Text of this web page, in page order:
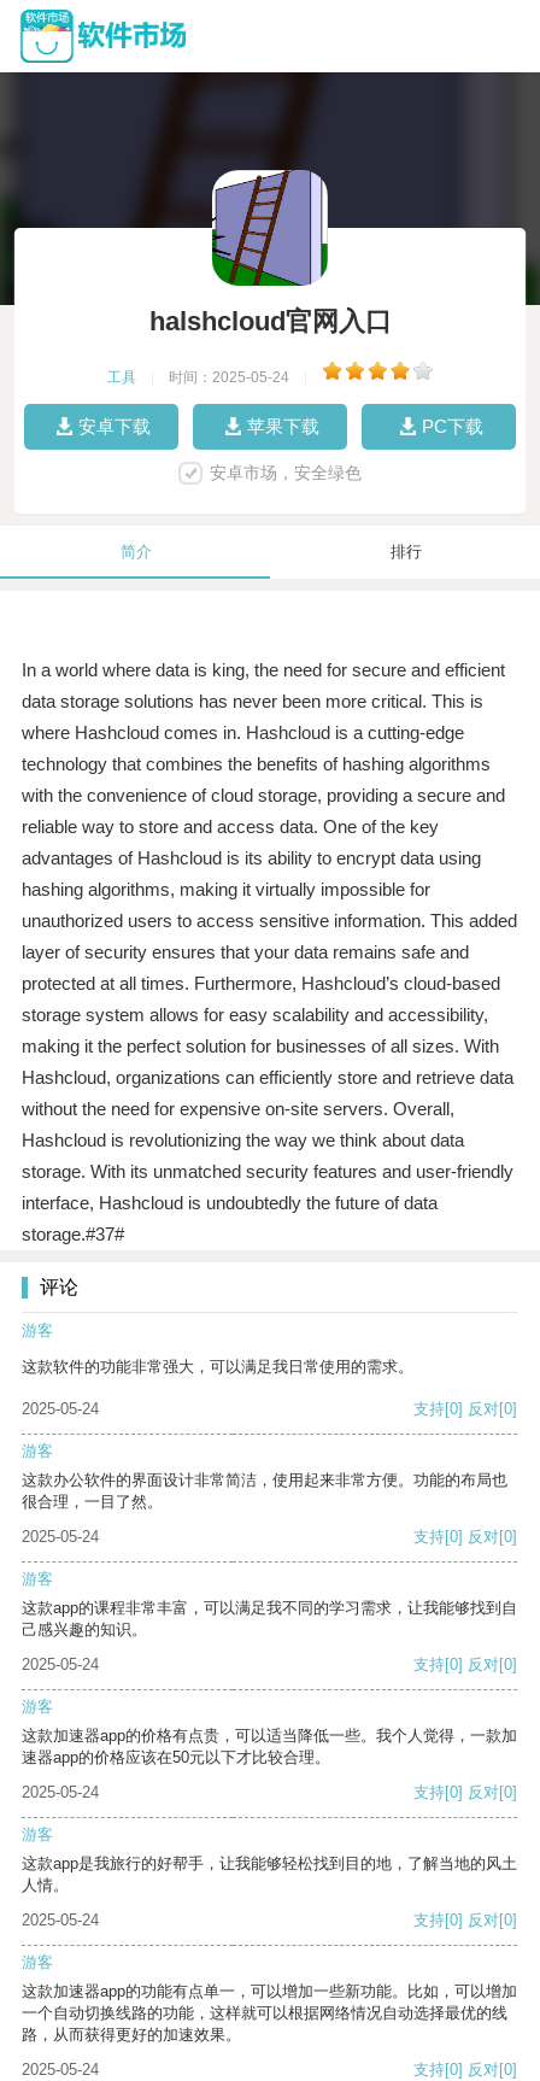
halshcloud官网入口
工具 时间：2025-05-24
安卓下载 苹果下载 PC下载
安卓市场，安全绿色
简介 排行
In a world where data is king, the need for secure and efficient
data storage solutions has never been more critical. This is
where Hashcloud comes in. Hashcloud is a cutting-edge
technology that combines the benefits of hashing algorithms
with the convenience of cloud storage, providing a secure and
reliable way to store and access data. One of the key
advantages of Hashcloud is its ability to encrypt data using
hashing algorithms, making it virtually impossible for
unauthorized users to access sensitive information. This added
layer of security ensures that your data remains safe and
protected at all times. Furthermore, Hashcloud’s cloud-based
storage system allows for easy scalability and accessibility,
making it the perfect solution for businesses of all sizes. With
Hashcloud, organizations can efficiently store and retrieve data
without the need for expensive on-site servers. Overall,
Hashcloud is revolutionizing the way we think about data
storage. With its unmatched security features and user-friendly
interface, Hashcloud is undoubtedly the future of data
storage.#37#
评论
游客
这款软件的功能非常强大，可以满足我日常使用的需求。
2025-05-24 支持[0] 反对[0]
游客
这款办公软件的界面设计非常简洁，使用起来非常方便。功能的布局也
很合理，一目了然。
2025-05-24
支持[0] 反对[0]
游客
这款app的课程非常丰富，可以满足我不同的学习需求，让我能够找到自
己感兴趣的知识。
2025-05-24
支持[0] 反对[0]
游客
这款加速器app的价格有点贵，可以适当降低一些。我个人觉得，一款加
速器app的价格应该在50元以下才比较合理。
2025-05-24
支持[0] 反对[0]
游客
这款app是我旅行的好帮手，让我能够轻松找到目的地，了解当地的风土
人情。
2025-05-24
支持[0] 反对[0]
游客
这款加速器app的功能有点单一，可以增加一些新功能。比如，可以增加
一个自动切换线路的功能，这样就可以根据网络情况自动选择最优的线
路，从而获得更好的加速效果。
2025-05-24
支持[0] 反对[0]